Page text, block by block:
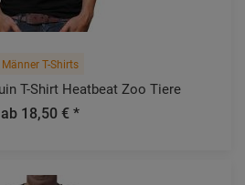
Männer T-Shirts
T-Shirt Heatbeat Zoo Tiere
ab 18,50 € *